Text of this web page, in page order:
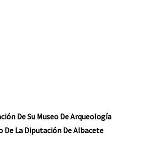
De Su Museo De Arqueología
De La Diputación De Albacete